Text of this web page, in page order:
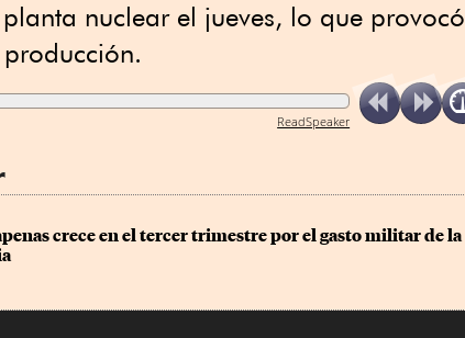
nuclear el jueves, lo que provocó
ReadSpeaker
crece en el tercer trimestre por el gasto militar de la